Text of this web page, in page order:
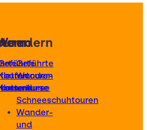
Geführte
Wander-
und
Schneeschuhtouren
Wander-
und